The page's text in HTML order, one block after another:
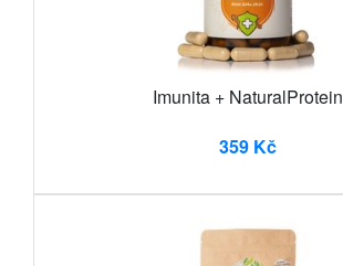
Imunita + NaturalProtein
359 Kč